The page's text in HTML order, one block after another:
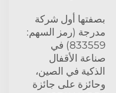
بصفتها أول شركة
مدرجة (رمز السهم:
833559) في
صناعة الأقفال
الذكية في الصين،
وحائزة على جائزة